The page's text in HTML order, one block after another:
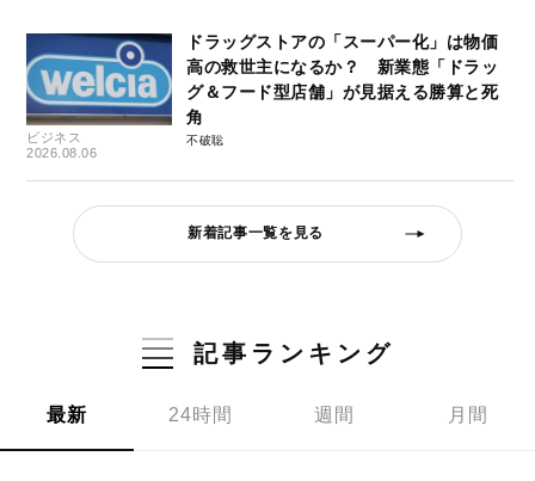
ビジネス
2026.08.06
ドラッグストアの「スーパー化」は物価
高の救世主になるか？ 新業態「ドラッ
グ＆フード型店舗」が見据える勝算と死
角
不破聡
新着記事一覧を見る
記事ランキング
最新 24時間 週間 月間